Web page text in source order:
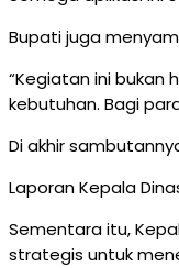
Bupati juga
“Kegiatan ini
kebutuhan. Bagi
Di akhir
Laporan Kepala
Sementara itu,
strategis untuk